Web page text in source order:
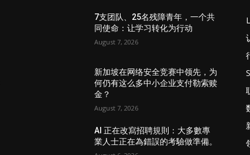
7支团队、25名残障青年，一个共
同使命：让学习转化为行动
August 7, 2026
新加坡在网络安全竞赛中领先，为
何仍有这么多中小企业支付勒索赎
金？
August 7, 2026
AI 正在改寫招聘規則：大多數專
業人士正在為錯誤的考驗做準備。